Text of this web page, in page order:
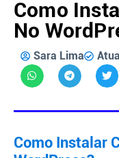
Como
No
Sara Lima
Como Instalar